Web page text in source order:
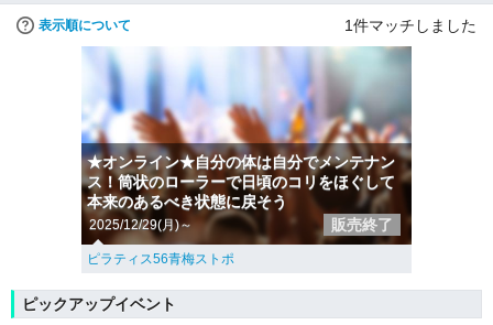
表示順について 1件マッチしました
★オンライン★自分の体は自分でメンテナン
ス！筒状のローラーで日頃のコリをほぐして
本来のあるべき状態に戻そう
2025/12/29(月)～ 販売終了
ピラティス56青梅ストポ
ピックアップイベント